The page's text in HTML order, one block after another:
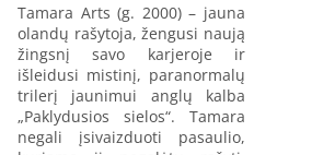
Tamara Arts (g. 2000) – jauna
olandų rašytoja, žengusi naują
žingsnį savo karjeroje ir
išleidusi mistinį, paranormalų
trilerį jaunimui anglų kalba
„Paklydusios sielos“. Tamara
negali įsivaizduoti pasaulio,